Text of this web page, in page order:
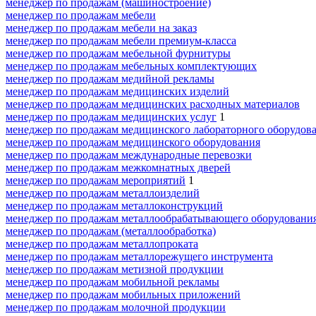
менеджер по продажам мебели
менеджер по продажам мебели на заказ
менеджер по продажам мебели премиум-класса
менеджер по продажам мебельной фурнитуры
менеджер по продажам мебельных комплектующих
менеджер по продажам медийной рекламы
менеджер по продажам медицинских изделий
менеджер по продажам медицинских расходных материалов
менеджер по продажам медицинских услуг 1
менеджер по продажам медицинского лабораторного
менеджер по продажам медицинского оборудования
менеджер по продажам международные перевозки
менеджер по продажам межкомнатных дверей
менеджер по продажам мероприятий 1
менеджер по продажам металлоизделий
менеджер по продажам металлоконструкций
менеджер по продажам металлообрабатывающего
менеджер по продажам (металлообработка)
менеджер по продажам металлопроката
менеджер по продажам металлорежущего инструмента
менеджер по продажам метизной продукции
менеджер по продажам мобильной рекламы
менеджер по продажам мобильных приложений
менеджер по продажам молочной продукции